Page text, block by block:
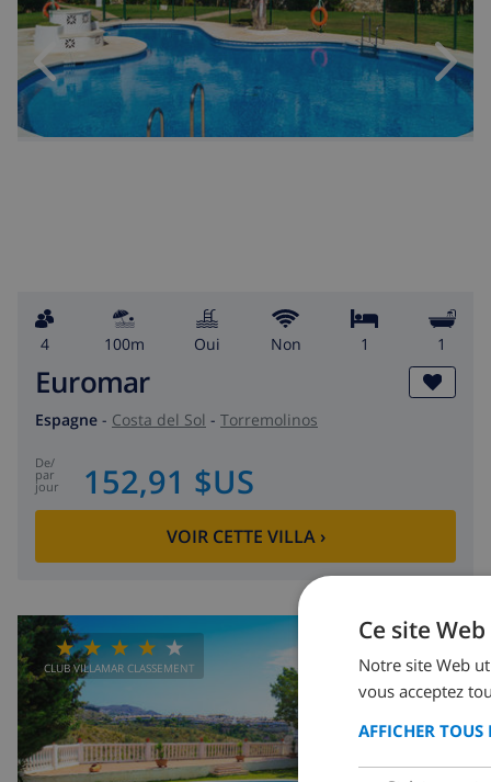
4 100m Oui Non 1 1
Euromar
Espagne - Costa del Sol - Torremolinos
de/
par
jour 152,91 $US
VOIR CETTE VILLA›
CLUB VILLAMAR CLASSEMENT
Ce site
Notre site Web
vous acceptez
AFFICHER TOUS